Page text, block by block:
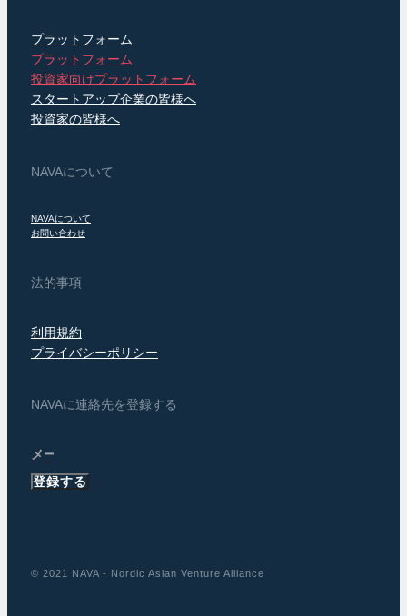
プラットフォーム
プラットフォーム
投資家向けプラットフォーム
スタートアップ企業の皆様へ
投資家の皆様へ
NAVAについて
NAVAについて
お問い合わせ
法的事項
利用規約
プライバシーポリシー
NAVAに連絡先を登録する
登録する
© 2021 NAVA - Nordic Asian Venture Alliance